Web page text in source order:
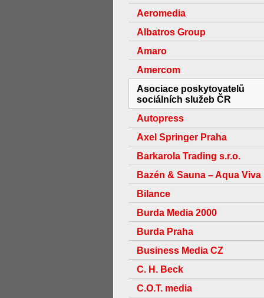
Aeromedia
Albatros Group
Amaro
Amercom
Asociace poskytovatelů
sociálních služeb ČR
Autopress
Axel Springer Praha
Barkarola Trading s.r.o.
Bazén & Sauna – Aqua Viva
Bilance
Burda Media 2000
Burda Praha
Business Media CZ
C. H. Beck
C.O.T. media